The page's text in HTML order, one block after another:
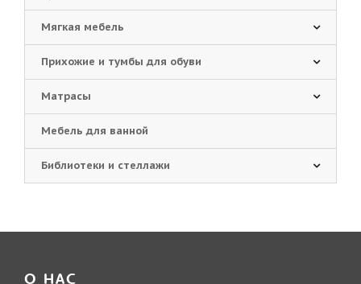
Мягкая мебель
Прихожие и тумбы для обуви
Матрасы
Мебель для ванной
Библиотеки и стеллажи
О НАС